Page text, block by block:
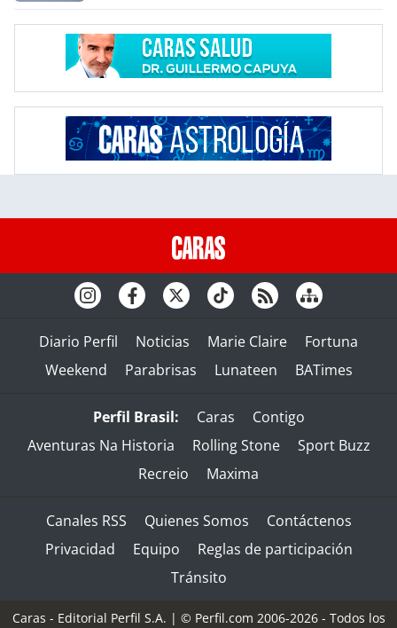
Diario Perfil Noticias Marie Claire
Fortuna
Weekend
Parabrisas Lunateen BATimes
Perfil Brasil: Caras
Contigo
Aventuras Na Historia
Rolling Stone
Sport Buzz
Recreio
Maxima
Canales RSS Quienes Somos
Contáctenos
Privacidad
Equipo
Reglas de participación
Tránsito
Caras - Editorial Perfil S.A. | © Perfil.com 2006-2026 - Todos los